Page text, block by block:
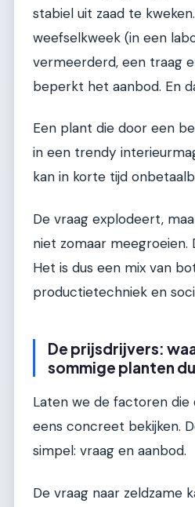
stabiel uit zaad te
weefselkweek (in een
vermeerderd, een traag
beperkt het aanbod. En
Een plant die door een
in een trendy
kan in korte tijd
De vraag explodeert,
niet zomaar meegroeien.
Het is dus een mix van
productietechniek en
De prijsdrijvers:
sommige planten
Laten we de factoren die
eens concreet bekijken.
simpel: vraag en aanbod.
De vraag naar zeldzame